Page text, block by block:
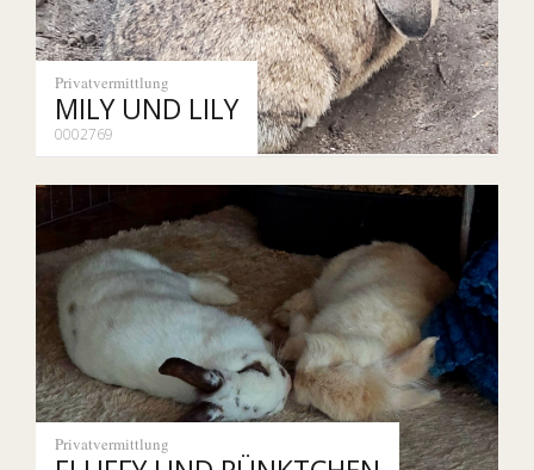
Privatvermittlung
MILY UND LILY
0002769
Privatvermittlung